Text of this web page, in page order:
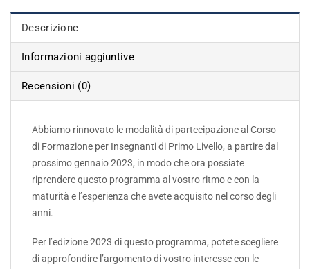
Descrizione
Informazioni aggiuntive
Recensioni (0)
Abbiamo rinnovato le modalità di partecipazione al Corso
di Formazione per Insegnanti di Primo Livello, a partire dal
prossimo gennaio 2023, in modo che ora possiate
riprendere questo programma al vostro ritmo e con la
maturità e l’esperienza che avete acquisito nel corso degli
anni.
Per l’edizione 2023 di questo programma, potete scegliere
di approfondire l’argomento di vostro interesse con le